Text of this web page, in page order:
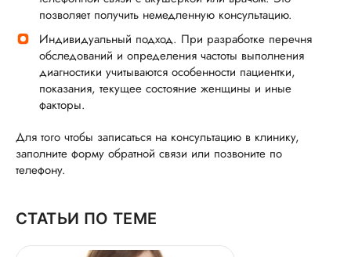
позволяет получить немедленную консультацию.
Индивидуальный подход. При разработке перечня
обследований и определения частоты выполнения
диагностики учитываются особенности пациентки,
показания, текущее состояние женщины и иные
факторы.
Для того чтобы записаться на консультацию в клинику,
заполните форму обратной связи или позвоните по
телефону.
СТАТЬИ ПО ТЕМЕ